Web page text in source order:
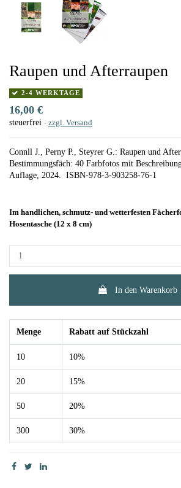
Raupen und Afterraupen
2-4 WERKTAGE
16,00 €
steuerfrei zzgl. Versand
Connll J., Perny P., Steyrer G.: Raupen und
Bestimmungsfäch: 40 Farbfotos mit
Auflage, 2024. ISBN-978-3-903258-76-1
Im handlichen, schmutz- und wetterfesten
Hosentasche (12 x 8 cm)
In den Warenkorb
Menge Rabatt auf Stückzahl
10 10%
20 15%
50 20%
300 30%